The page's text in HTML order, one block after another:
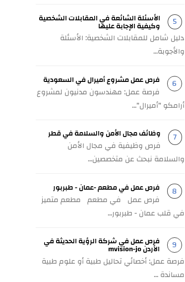
الأسئلة الشائعة في المقابلات الشخصية
وكيفية الإجابة عليها
دليل شامل للمقابلات الشخصية: الأسئلة
والأجوبة...
فرص عمل مشروع أميرال في السعودية
فرصة عمل: مهندسون مدنيون لمشروع
أرامكو "أميرال"...
وظائف مجال الأمن والسلامة في قطر
فرص وظيفية في مجال الأمن
والسلامة نبحث عن متخصصين...
فرص عمل في مطعم -عمان - طبربور
فرص عمل في مطعم مطعم متميز
في قلب عمان - طبربور...
فرص عمل في شركة الرؤية الحديثة في
الأردن mvision-jo
فرصة عمل: أخصائي تحاليل طبية أو علوم طبية
مساندة ...